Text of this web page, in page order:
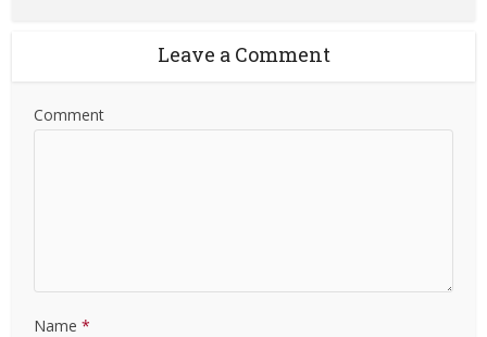
Leave a Comment
Comment
Name *